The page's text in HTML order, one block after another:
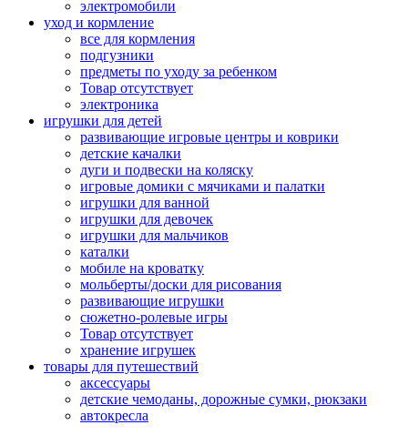
электромобили
уход и кормление
все для кормления
подгузники
предметы по уходу за ребенком
Товар отсутствует
электроника
игрушки для детей
развивающие игровые центры и коврики
детские качалки
дуги и подвески на коляску
игровые домики с мячиками и палатки
игрушки для ванной
игрушки для девочек
игрушки для мальчиков
каталки
мобиле на кроватку
мольберты/доски для рисования
развивающие игрушки
сюжетно-ролевые игры
Товар отсутствует
хранение игрушек
товары для путешествий
аксессуары
детские чемоданы, дорожные сумки, рюкзаки
автокресла